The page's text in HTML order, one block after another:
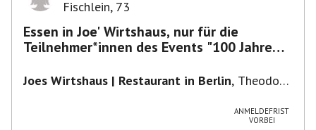
Fischlein, 73
Essen in Joe' Wirtshaus, nur für die
Teilnehmer*innen des Events "100 Jahre
Joes Wirtshaus | Restaurant in Berlin, Theodor-
ANMELDEFRIST
VORBEI